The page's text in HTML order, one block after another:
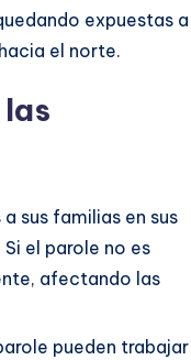
expuestas a
el norte.
sus familias en sus
el parole no es
afectando las
pueden trabajar